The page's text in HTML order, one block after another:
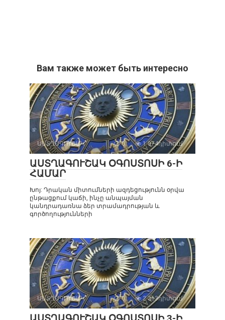
Вам также может быть интересно
ԱՍՏՂԱԳՈՒՇԱԿ 0 1 974դիտում
ԱՍՏՂԱԳՈՒՇԱԿ ՕԳՈՍՏՈՍԻ 6-Ի
ՀԱՄԱՐ
Խոյ: Դրական միտումների ազդեցությունն օրվա
ընթացքում կաճի, ինչը անպայման
կանդրադառնա ձեր տրամադրության և
գործողությունների
ԱՍՏՂԱԳՈՒՇԱԿ 0 2 363դիտում